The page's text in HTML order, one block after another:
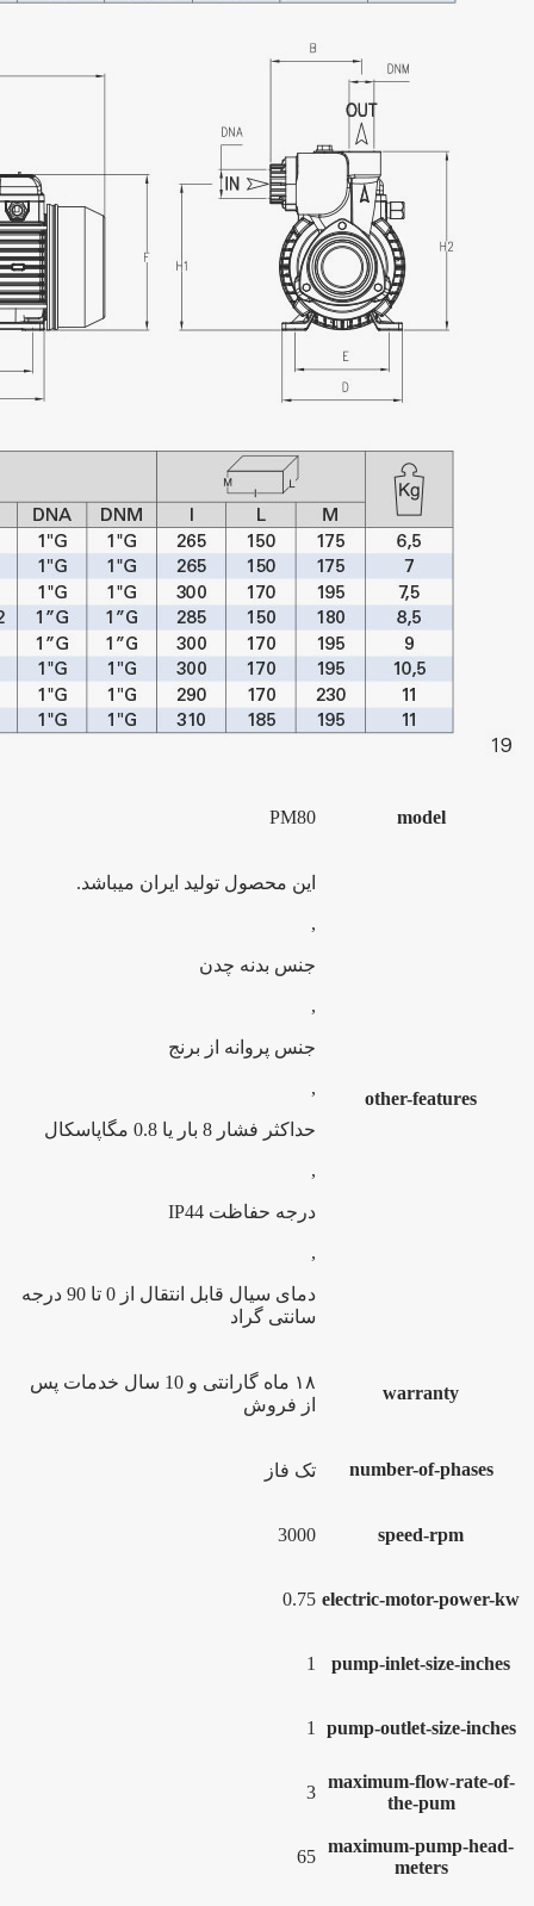
model
PM80
other-features
این محصول تولید ایران میباشد.
,
جنس بدنه چدن
,
جنس پروانه از برنج
,
حداکثر فشار 8 بار یا 0.8 مگاپاسکال
,
درجه حفاظت IP44
,
دمای سیال قابل انتقال از 0 تا 90 درجه
سانتی گراد
warranty
۱۸ ماه گارانتی و 10 سال خدمات پس
از فروش
number-of-phases تک فاز
speed-rpm
3000
electric-motor-power-kw
0.75
pump-inlet-size-inches
1
pump-outlet-size-inches
1
maximum-flow-rate-of-
the-pum
3
maximum-pump-head-
meters
65